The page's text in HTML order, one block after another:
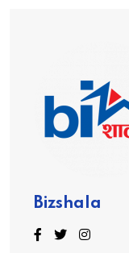
Bizshala